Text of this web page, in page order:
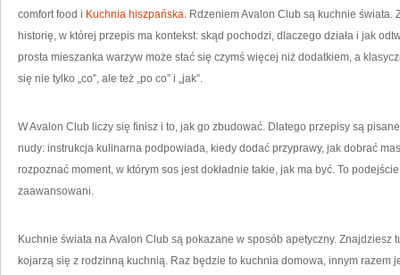
comfort food i Kuchnia hiszpańska. Rdzeniem Avalon Club są kuchnie świata.
historię, w której przepis ma kontekst: skąd pochodzi, dlaczego działa i jak
prosta mieszanka warzyw może stać się czymś więcej niż dodatkiem, a
się nie tylko „co”, ale też „po co” i „jak”.
W Avalon Club liczy się finisz i to, jak go zbudować. Dlatego przepisy są
nudy: instrukcja kulinarna podpowiada, kiedy dodać przyprawy, jak dobrać
rozpoznać moment, w którym sos jest dokładnie takie, jak ma być. To
zaawansowani.
Kuchnie świata na Avalon Club są pokazane w sposób apetyczny. Znajdziesz
kojarzą się z rodzinną kuchnią. Raz będzie to kuchnia domowa, innym razem